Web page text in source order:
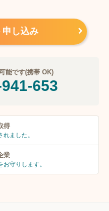
し込み
能です(携帯 OK)
653
得
れました。
業
お守りします。